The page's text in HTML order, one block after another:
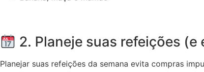
2. Planeje suas refeições
Planejar suas refeições da semana evita compras